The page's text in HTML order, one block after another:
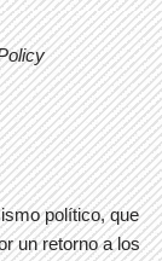
político, que
un retorno a los